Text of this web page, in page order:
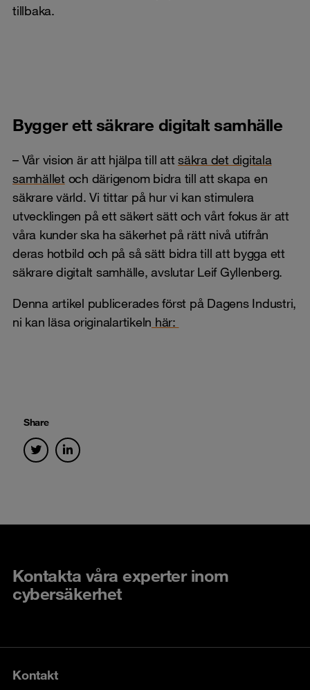
Share
tillbaka.
Bygger ett säkrare digitalt samhälle
– Vår vision är att hjälpa till att säkra det digitala
samhället och därigenom bidra till att skapa en
säkrare värld. Vi tittar på hur vi kan stimulera
utvecklingen på ett säkert sätt och vårt fokus är att
våra kunder ska ha säkerhet på rätt nivå utifrån
deras hotbild och på så sätt bidra till att bygga ett
säkrare digitalt samhälle, avslutar Leif Gyllenberg.
Denna artikel publicerades först på Dagens Industri,
ni kan läsa originalartikeln här:
Kontakta våra experter inom
cybersäkerhet
Kontakt